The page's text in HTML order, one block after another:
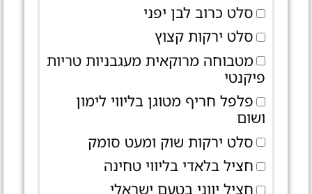
סלט כרוב לבן יפני
סלט ירקות קצוץ
מטבוחה מרוקאית מעגבניות טריות
פיקנטי
פלפל חריף מטוגן בליווי לימון
ושום
סלט ירקות שוק ומעט סומק
חציל בלאדי בליווי טחינה
חציל יווני בטעם ישראלי